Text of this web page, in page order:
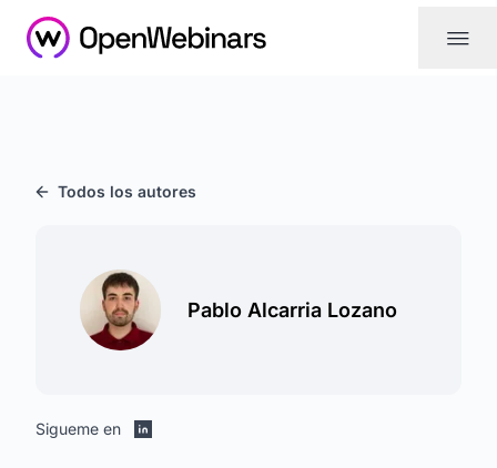
|||
Todos los autores
Pablo Alcarria Lozano
Sigueme en